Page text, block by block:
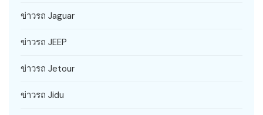
ข่าวรถ Jaguar
ข่าวรถ JEEP
ข่าวรถ Jetour
ข่าวรถ Jidu